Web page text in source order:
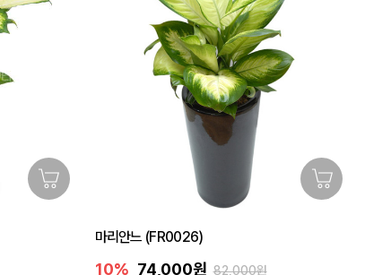
마리안느 (FR0026)
10% 74,000원 82,000원